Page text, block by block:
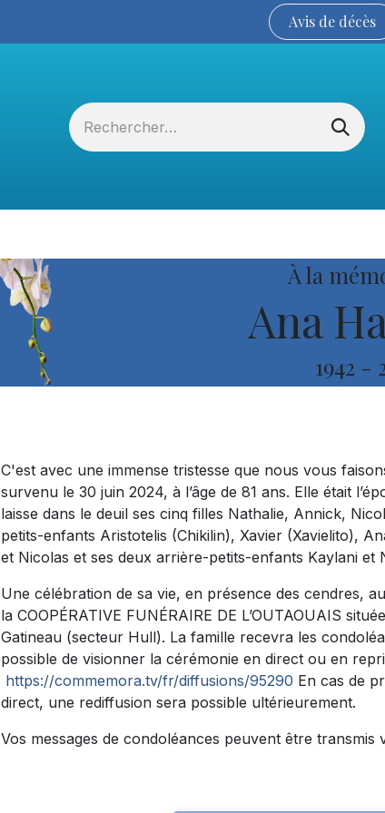
Avis de décès
À la
Ana
1942 -
C'est avec une immense tristesse que nous vous
survenu le 30 juin 2024, à l’âge de 81 ans. Elle était
laisse dans le deuil ses cinq filles Nathalie, Annick,
petits-enfants Aristotelis (Chikilin), Xavier (Xavielito),
et Nicolas et ses deux arrière-petits-enfants Kaylani et
Une célébration de sa vie, en présence des cendres,
la COOPÉRATIVE FUNÉRAIRE DE L’OUTAOUAIS
Gatineau (secteur Hull). La famille recevra les
possible de visionner la cérémonie en direct ou en
https://commemora.tv/fr/diffusions/95290 En cas de
direct, une rediffusion sera possible ultérieurement.
Vos messages de condoléances peuvent être transmis